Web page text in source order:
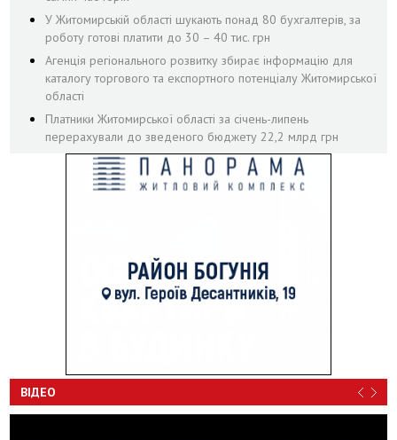
У Житомирській області шукають понад 80 бухгалтерів, за
роботу готові платити до 30 – 40 тис. грн
Агенція регіонального розвитку збирає інформацію для
каталогу торгового та експортного потенціалу Житомирської
області
Платники Житомирської області за січень-липень
перерахували до зведеного бюджету 22,2 млрд грн
ВІДЕО